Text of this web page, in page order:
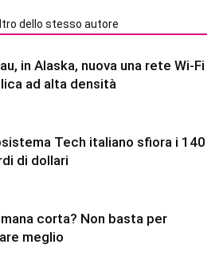
dello stesso autore
in Alaska, nuova una rete Wi-Fi
ad alta densità
Tech italiano sfiora i 140
di dollari
corta? Non basta per
meglio